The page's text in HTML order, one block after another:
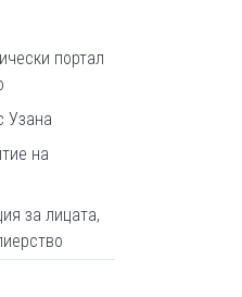
портал
Узана
на
за лицата,